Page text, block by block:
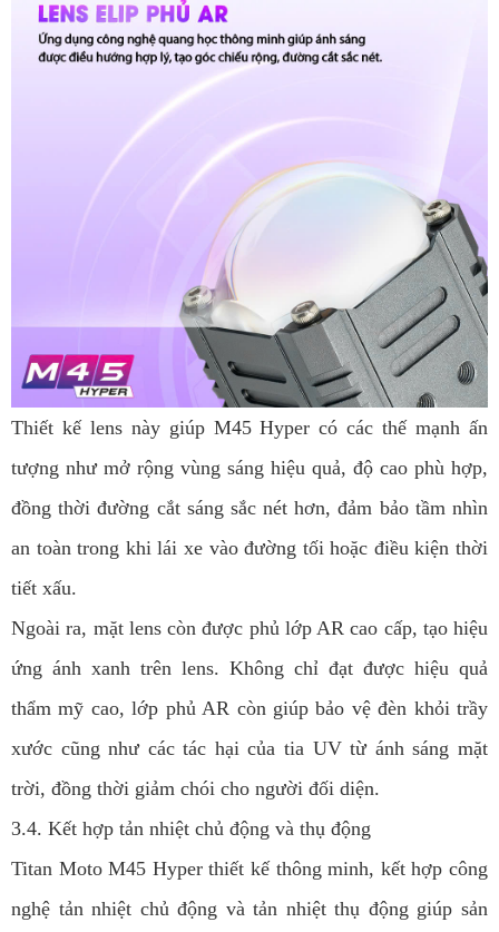
Thiết kế lens này giúp M45 Hyper có các thế mạnh ấn
tượng như mở rộng vùng sáng hiệu quả, độ cao phù hợp,
đồng thời đường cắt sáng sắc nét hơn, đảm bảo tầm nhìn
an toàn trong khi lái xe vào đường tối hoặc điều kiện thời
tiết xấu.
Ngoài ra, mặt lens còn được phủ lớp AR cao cấp, tạo hiệu
ứng ánh xanh trên lens. Không chỉ đạt được hiệu quả
thẩm mỹ cao, lớp phủ AR còn giúp bảo vệ đèn khỏi trầy
xước cũng như các tác hại của tia UV từ ánh sáng mặt
trời, đồng thời giảm chói cho người đối diện.
3.4. Kết hợp tản nhiệt chủ động và thụ động
Titan Moto M45 Hyper thiết kế thông minh, kết hợp công
nghệ tản nhiệt chủ động và tản nhiệt thụ động giúp sản